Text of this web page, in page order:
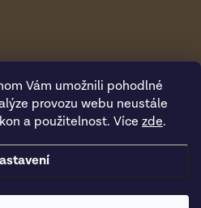
Vám umožnili pohodlné
provozu webu neustále
a použitelnost. Více zde.
. Všechna práva vyhrazena.